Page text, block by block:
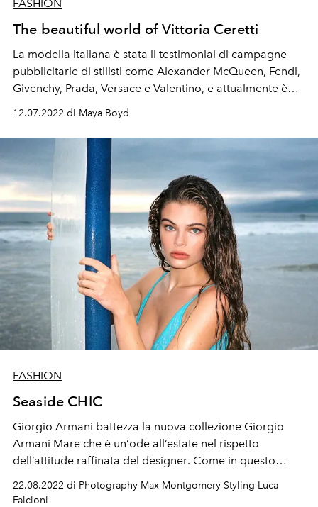
FASHION
The beautiful world of Vittoria Ceretti
La modella italiana è stata il testimonial di campagne
pubblicitarie di stilisti come Alexander McQueen, Fendi,
Givenchy, Prada, Versace e Valentino, e attualmente è
con il marito, il DJ e produttore Matteo Milleri. La coppia
si è sposata con una semplice cerimonia a Es Cubells a
12.07.2022 di Maya Boyd
FASHION
Seaside CHIC
Giorgio Armani battezza la nuova collezione Giorgio
Armani Mare che è un’ode all’estate nel rispetto
dell’attitude raffinata del designer. Come in questo
tailoring
morbido, touch etnici, fioriture romantiche e
22.08.2022 di Photography Max Montgomery Styling Luca
Falcioni